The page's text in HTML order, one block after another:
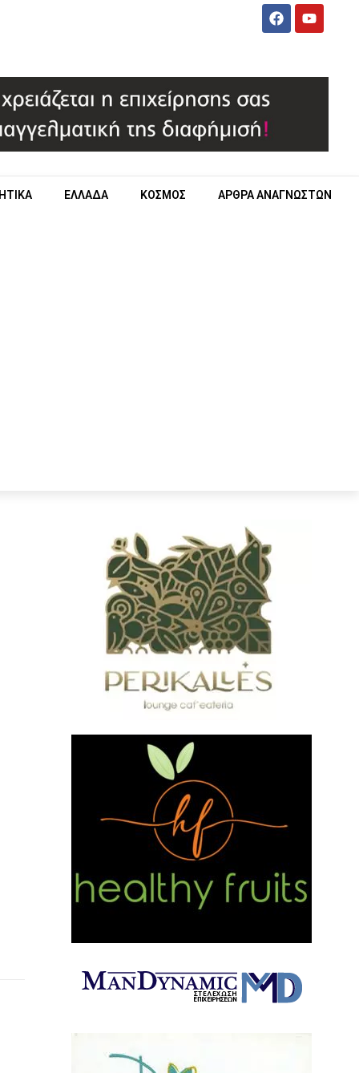
ΕΛΛΑΔΑ ΚΟΣΜΟΣ ΑΡΘΡΑ ΑΝΑΓΝΩΣΤΩΝ